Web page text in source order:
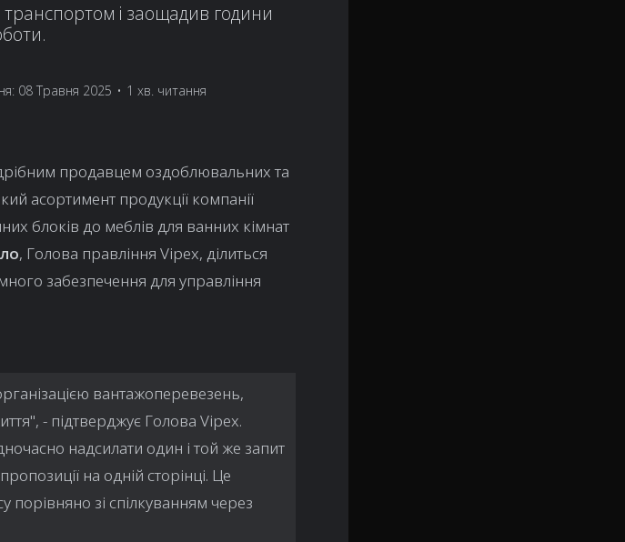
і заощадив години
08 Травня 2025 • 1 хв. читання
продавцем оздоблювальних та
асортимент продукції компанії
блоків до меблів для ванних кімнат
, Голова правління Vipex, ділиться
забезпечення для управління
вантажоперевезень,
- підтверджує Голова Vipex.
надсилати один і той же запит
на одній сторінці. Це
порівняно зі спілкуванням через